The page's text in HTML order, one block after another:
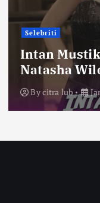
Selebriti
Intan
Natasha
Bycitra lub